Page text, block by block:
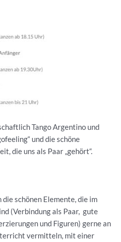
Tango Argentino und
und die schöne
die uns als Paar „gehört“.
die schönen Elemente, die im
(Verbindung als Paar, gute
und Figuren) gerne an
vermitteln, mit einer